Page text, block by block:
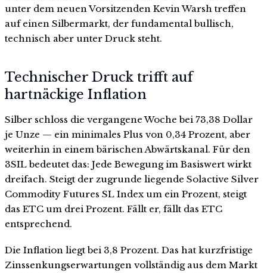
unter dem neuen Vorsitzenden Kevin Warsh treffen
auf einen Silbermarkt, der fundamental bullisch,
technisch aber unter Druck steht.
Technischer Druck trifft auf
hartnäckige Inflation
Silber schloss die vergangene Woche bei 73,38 Dollar
je Unze — ein minimales Plus von 0,34 Prozent, aber
weiterhin in einem bärischen Abwärtskanal. Für den
3SIL bedeutet das: Jede Bewegung im Basiswert wirkt
dreifach. Steigt der zugrunde liegende Solactive Silver
Commodity Futures SL Index um ein Prozent, steigt
das ETC um drei Prozent. Fällt er, fällt das ETC
entsprechend.
Die Inflation liegt bei 3,8 Prozent. Das hat kurzfristige
Zinssenkungserwartungen vollständig aus dem Markt